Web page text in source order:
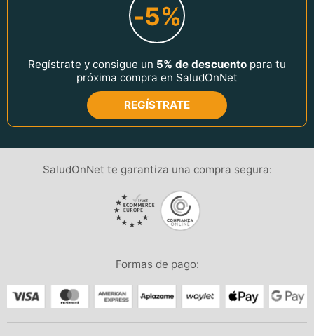
-5%
Regístrate y consigue un 5% de descuento para tu
próxima compra en SaludOnNet
REGÍSTRATE
SaludOnNet te garantiza una compra segura:
Formas de pago: